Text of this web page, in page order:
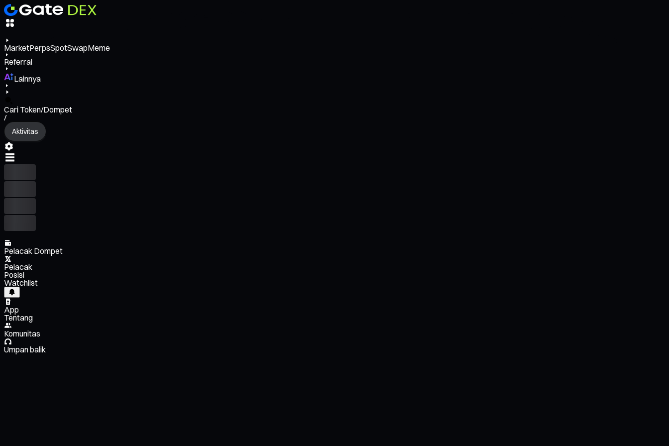
MarketPerpsSpotSwapMeme
Referral
Lainnya
Cari Token/Dompet
/
Aktivitas
Pelacak Dompet
Pelacak
Posisi
Watchlist
App
Tentang
Komunitas
Umpan balik